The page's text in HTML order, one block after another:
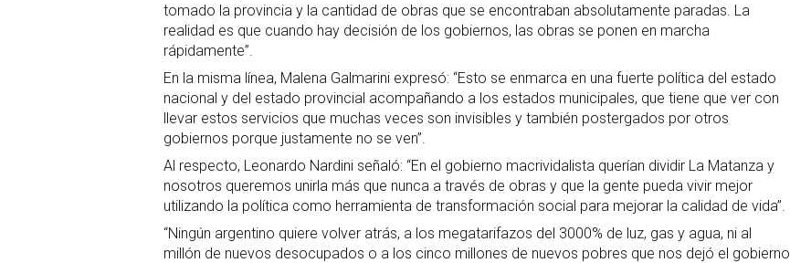
tomado la provincia y la cantidad de obras que se encontraban absolutamente paradas. La
realidad es que cuando hay decisión de los gobiernos, las obras se ponen en marcha
rápidamente”.
En la misma línea, Malena Galmarini expresó: “Esto se enmarca en una fuerte política del estado
nacional y del estado provincial acompañando a los estados municipales, que tiene que ver con
llevar estos servicios que muchas veces son invisibles y también postergados por otros
gobiernos porque justamente no se ven”.
Al respecto, Leonardo Nardini señaló: “En el gobierno macrividalista querían dividir La Matanza y
nosotros queremos unirla más que nunca a través de obras y que la gente pueda vivir mejor
utilizando la política como herramienta de transformación social para mejorar la calidad de vida”.
“Ningún argentino quiere volver atrás, a los megatarifazos del 3000% de luz, gas y agua, ni al
millón de nuevos desocupados o a los cinco millones de nuevos pobres que nos dejó el gobierno